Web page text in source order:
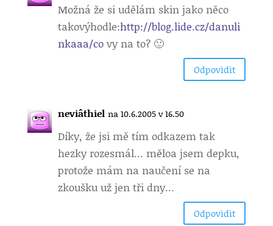
Možná že si udělám skin jako něco
takovýhodle:http://blog.lide.cz/danuli
nkaaa/covy na to? 🙂
Odpovìdìt
neviâthiel na 10.6.2005 v 16.50
Díky, že jsi mě tím odkazem tak
hezky rozesmál… měloa jsem depku,
protože mám na naučení se na
zkoušku už jen tři dny…
Odpovìdìt